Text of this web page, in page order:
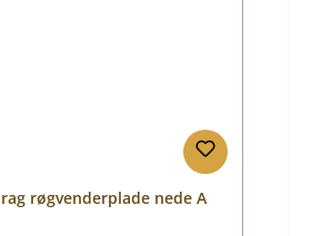
røgvenderplade nede A